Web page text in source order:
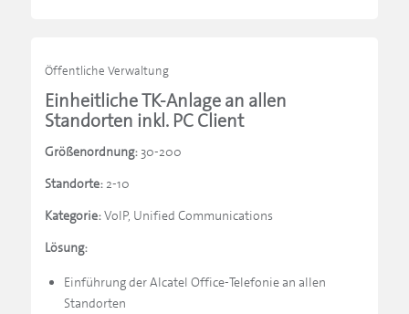
Öffentliche Verwaltung
Einheitliche TK-Anlage an allen
Standorten inkl. PC Client
Größenordnung:30-200
Standorte:2-10
Kategorie:VoIP, Unified Communications
Lösung:
Einführung der Alcatel Office-Telefonie an allen
Standorten